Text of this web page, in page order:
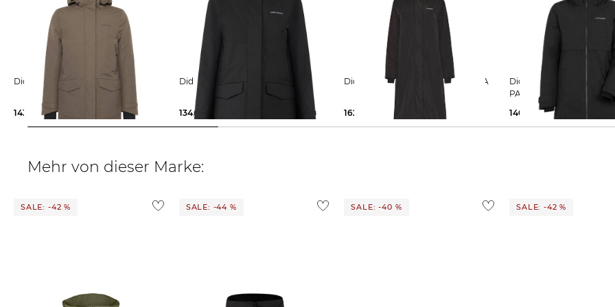
Didriksons | Damen Parka
143,99 € 134,99 €
Didriksons | Damen Parka SELINA
162,99 € 280,00 €
Didriksons | Damen Parka HELLE
PARKA 6
140,65 €
230,00 €
Mehr von dieser Marke:
SALE: -42 % SALE: -44 % SALE: -40 % SALE: -42 %